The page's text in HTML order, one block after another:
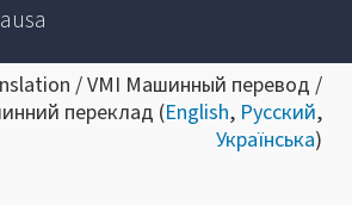
/ VMI Машинный перевод /
переклад (English, Русский,
Українська)